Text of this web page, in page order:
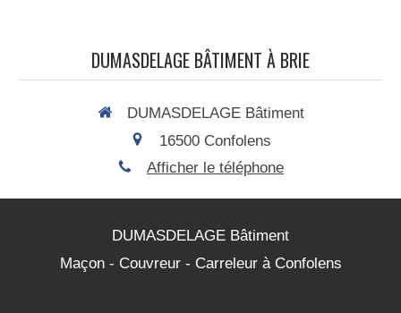
DUMASDELAGE BÂTIMENT À BRIE
DUMASDELAGE Bâtiment
16500 Confolens
Afficher le téléphone
DUMASDELAGE Bâtiment
Maçon - Couvreur - Carreleur à Confolens